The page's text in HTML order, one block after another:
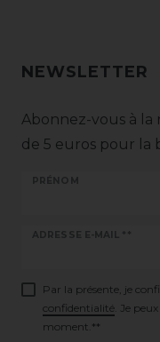
NEWSLETTER
Abonnez-vous à
de 5 euros pour la
PRÉNOM
ADRESSE E-MAIL **
Par la présente, je
confidentialité . Je
moment.**